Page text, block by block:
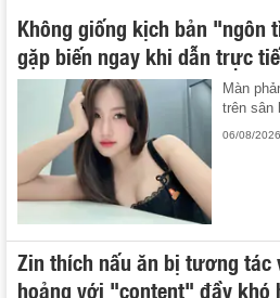
Không giống kịch bản "ngôn
gặp biến ngay khi dẫn trực
Màn
trên sân
06/08/2026
Zin thích nấu ăn bị tương tác
hoảng với "content" đầy khó